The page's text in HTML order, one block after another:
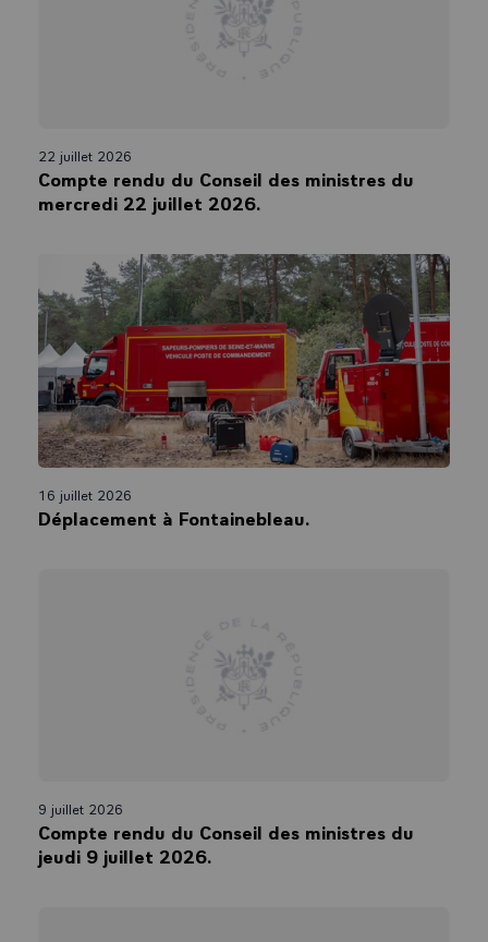
22 juillet 2026
Compte rendu du Conseil des ministres du
mercredi 22 juillet 2026.
16 juillet 2026
Déplacement à Fontainebleau.
9 juillet 2026
Compte rendu du Conseil des ministres du
jeudi 9 juillet 2026.